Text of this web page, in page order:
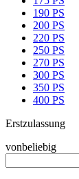
190 PS
200 PS
220 PS
250 PS
270 PS
300 PS
350 PS
400 PS
Erstzulassung
vonbeliebig